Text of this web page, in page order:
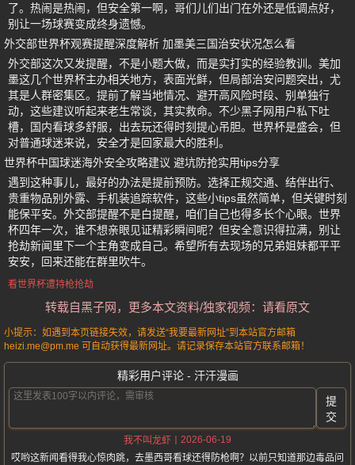
了。热闹是热闹，但安全第一啊，哥们儿们出门在外还是低调点好，
别让一场球赛变成终身遗憾。
外交部世界杯观赛提醒深度解析 加墨美三国治安状况怎么看
外交部这次又发提醒，不是小题大做，而是实打实的经验教训。美加
墨这几个世界杯主办相关地方，表面光鲜，但局部治安问题突出，尤
其是人群密集区。提前了解当地情况、避开高风险时段、别单独行
动，这些建议听起来老生常谈，其实救命。不少黑子网用户私下吐
槽，国内看球多舒服，出去玩还得时刻提心吊胆。世界杯是盛会，但
对普通球迷来说，安全才是回家最大的胜利。
世界杯中国球迷海外安全攻略建议 避坑防抢实用tips分享
遇到这种事儿，最好的办法是提前预防。选择正规交通、结伴出行、
贵重物品别外露、手机装追踪软件，这些小tips虽然简单，但关键时刻
能保平安。外交部提醒不是白提醒，咱们自己也得多长个心眼。世界
杯四年一次，谁不想亲眼见证精彩瞬间呢？但安全意识得拉满，别让
抢劫新闻里下一个主角变成自己。希望所有去现场的兄弟姐妹都平平
安安，回来还能在群里吹牛。
看世界杯遭持枪抢劫
转载自黑子网，更多本文资料/独家视频：请看原文
小提示：如遇到本页链接失效，请发送“我要最新网址”到本站官方邮箱
heizi.me@pm.me 可自动获得最新网址。请记录保存本站官方联系邮箱！
精彩用户评论 - 汗汗漫画
提
交
我不叫龙虾
2026-06-19
哎哟这新闻看得我心惊肉跳，去墨西哥看球还得防枪啊？以前只知道那边毒品问